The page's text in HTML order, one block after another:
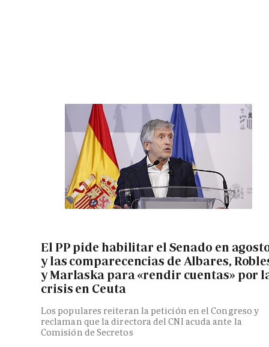
El PP pide habilitar el Senado en
y las comparecencias de Albares,
y Marlaska para «rendir cuentas» por
crisis en Ceuta
Los populares reiteran la petición en el Congreso y
reclaman que la directora del CNI acuda ante la
Comisión de Secretos